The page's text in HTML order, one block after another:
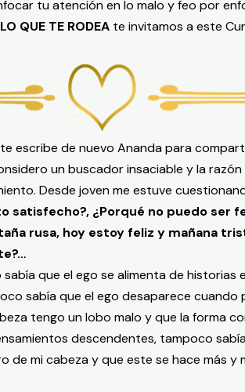
tu atención en lo malo y feo por
QUE TE RODEAte invitamos a este
escribe de nuevo Ananda para
un buscador insaciable y la
Desde joven me estuve
satisfecho?, ¿Porqué no puedo ser
rusa, hoy estoy feliz y mañana
sabía que el ego se alimenta de
sabía que el ego desaparece
tengo un lobo malo y que la forma
descendentes, tampoco
de mi cabeza y que este se hace más